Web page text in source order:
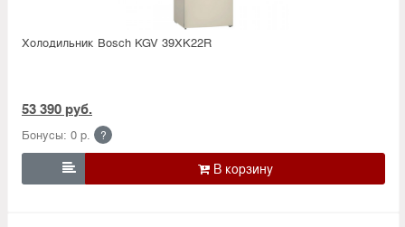
Холодильник Bosсh KGV 39XK22R
53 390 руб.
Бонусы: 0 р. ?
